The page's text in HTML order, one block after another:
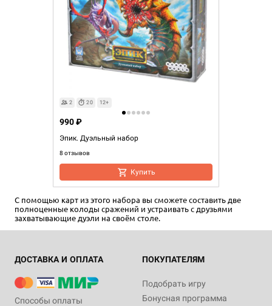
2 20 12+
Эпик. Дуэльный набор
8 отзывов
990 ₽
Купить
С помощью карт из этого набора вы сможете составить две
полноценные колоды сражений и устраивать с друзьями
захватывающие дуэли на своём столе.
ДОСТАВКА И ОПЛАТА
Способы оплаты
ПОКУПАТЕЛЯМ
Подобрать игру
Бонусная программа